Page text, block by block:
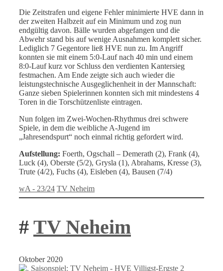
Die Zeitstrafen und eigene Fehler minimierte HVE dann in
der zweiten Halbzeit auf ein Minimum und zog nun
endgültig davon. Bälle wurden abgefangen und die
Abwehr stand bis auf wenige Ausnahmen komplett sicher.
Lediglich 7 Gegentore ließ HVE nun zu. Im Angriff
konnten sie mit einem 5:0-Lauf nach 40 min und einem
8:0-Lauf kurz vor Schluss den verdienten Kantersieg
festmachen. Am Ende zeigte sich auch wieder die
leistungstechnische Ausgeglichenheit in der Mannschaft:
Ganze sieben Spielerinnen konnten sich mit mindestens 4
Toren in die Torschützenliste eintragen.
Nun folgen im Zwei-Wochen-Rhythmus drei schwere
Spiele, in dem die weibliche A-Jugend im
„Jahresendspurt“ noch einmal richtig gefordert wird.
Aufstellung: Foerth, Ogschall – Demerath (2), Frank (4),
Luck (4), Oberste (5/2), Grysla (1), Abrahams, Kresse (3),
Trute (4/2), Fuchs (4), Eisleben (4), Bausen (7/4)
Kategorien
wA - 23/24 Schlagwörter
TV Neheim
# TV Neheim
Oktober 2020